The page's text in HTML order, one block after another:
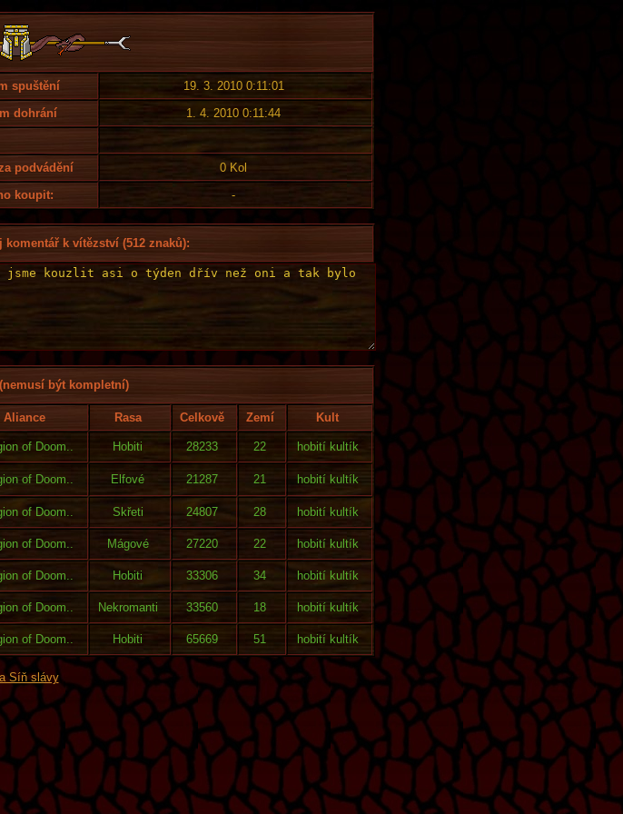
spuštění
19. 3. 2010 0:11:01
dohrání
1. 4. 2010 0:11:44
podvádění
0 Kol
koupit: -
k vítězství (512 znaků):
být kompletní)
Aliance Rasa Celkově Zemí
Kult
of Doom.. Hobiti 28233 22
hobití kultík
of Doom.. Elfové 21287 21
hobití kultík
of Doom.. Skřeti 24807 28
hobití kultík
of Doom.. Mágové 27220 22
hobití kultík
of Doom.. Hobiti 33306 34
hobití kultík
of Doom.. Nekromanti 33560 18
hobití kultík
of Doom.. Hobiti 65669 51 hobití kultík
Síň slávy